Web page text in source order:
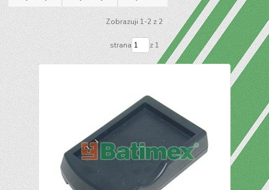
Zobrazuji 1-2 z 2
strana z 1